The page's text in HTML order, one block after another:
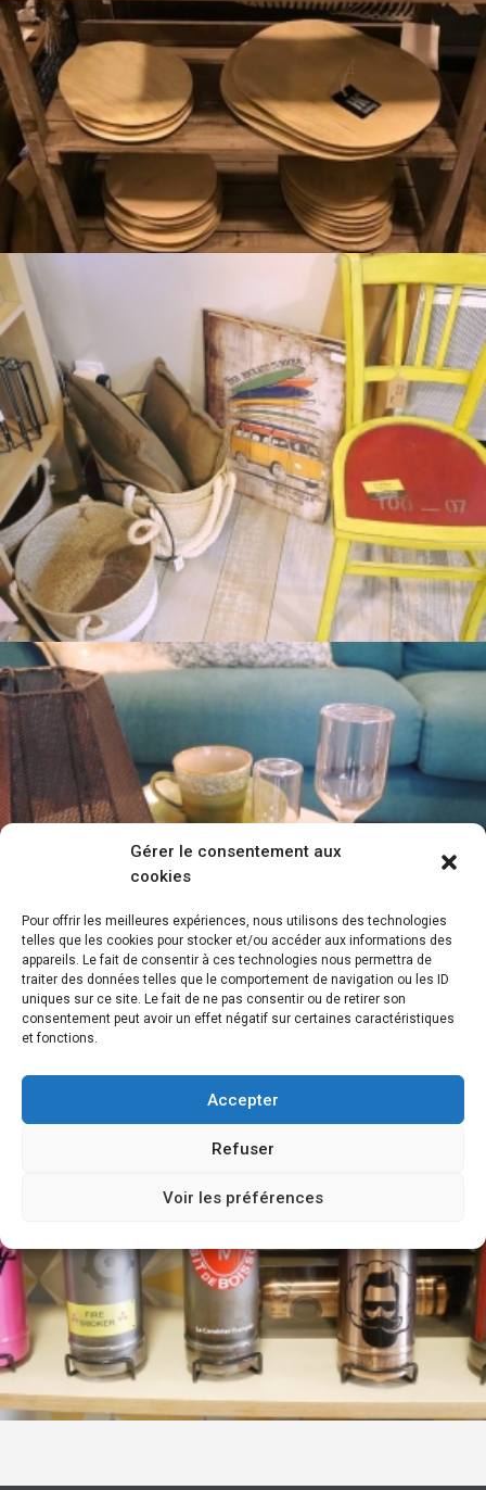
Gérer le consentement aux
cookies
Pour offrir les meilleures expériences, nous utilisons des technologies
telles que les cookies pour stocker et/ou accéder aux informations des
appareils. Le fait de consentir à ces technologies nous permettra de
traiter des données telles que le comportement de navigation ou les ID
uniques sur ce site. Le fait de ne pas consentir ou de retirer son
consentement peut avoir un effet négatif sur certaines caractéristiques
et fonctions.
Accepter
Refuser
Voir les préférences